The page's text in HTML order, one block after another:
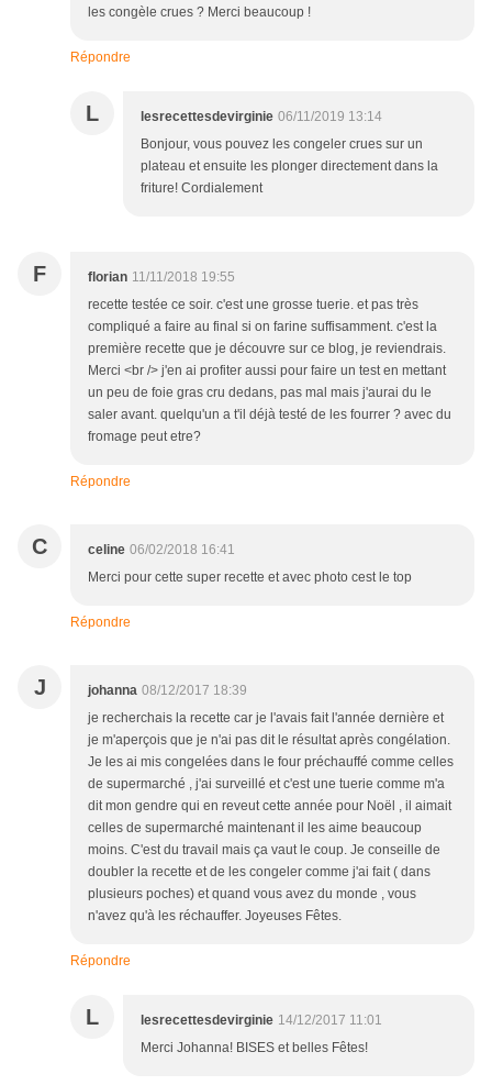
les congèle crues ? Merci beaucoup !
Répondre
L lesrecettesdevirginie 06/11/2019 13:14
Bonjour, vous pouvez les congeler crues sur un
plateau et ensuite les plonger directement dans la
friture! Cordialement
F florian 11/11/2018 19:55
recette testée ce soir. c'est une grosse tuerie. et pas très
compliqué a faire au final si on farine suffisamment. c'est la
première recette que je découvre sur ce blog, je reviendrais.
Merci <br /> j'en ai profiter aussi pour faire un test en mettant
un peu de foie gras cru dedans, pas mal mais j'aurai du le
saler avant. quelqu'un a t'il déjà testé de les fourrer ? avec du
fromage peut etre?
Répondre
C celine 06/02/2018 16:41
Merci pour cette super recette et avec photo cest le top
Répondre
J johanna 08/12/2017 18:39
je recherchais la recette car je l'avais fait l'année dernière et
je m'aperçois que je n'ai pas dit le résultat après congélation.
Je les ai mis congelées dans le four préchauffé comme celles
de supermarché , j'ai surveillé et c'est une tuerie comme m'a
dit mon gendre qui en reveut cette année pour Noël , il aimait
celles de supermarché maintenant il les aime beaucoup
moins. C'est du travail mais ça vaut le coup. Je conseille de
doubler la recette et de les congeler comme j'ai fait ( dans
plusieurs poches) et quand vous avez du monde , vous
n'avez qu'à les réchauffer. Joyeuses Fêtes.
Répondre
L lesrecettesdevirginie 14/12/2017 11:01
Merci Johanna! BISES et belles Fêtes!